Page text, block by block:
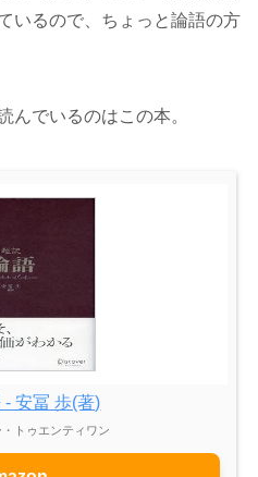
いるので、ちょっと論語の方
んでいるのはこの本。
- 安冨 歩(著)
トゥエンティワン